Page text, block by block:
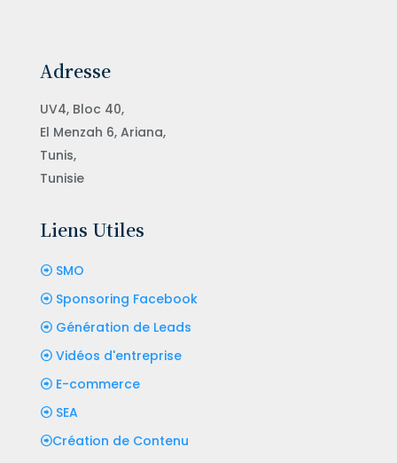
Adresse
UV4, Bloc 40,
El Menzah 6, Ariana,
Tunis,
Tunisie
Liens Utiles
SMO
Sponsoring Facebook
Génération de Leads
Vidéos d'entreprise
E-commerce
SEA
Création de Contenu